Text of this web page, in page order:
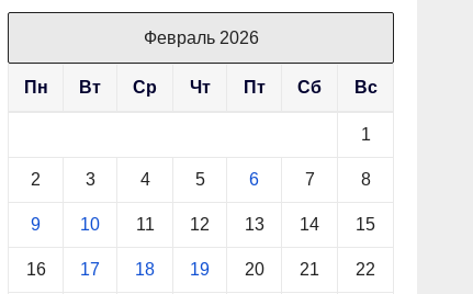
Февраль 2026
Пн Вт Ср Чт Пт Сб Вс
1
2 3 4 5 6 7 8
9 10 11 12 13 14 15
16 17 18 19 20 21 22